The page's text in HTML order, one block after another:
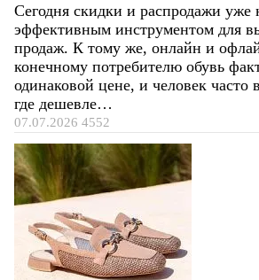
Сегодня скидки и распродажи уже
эффективным инструментом для
продаж. К тому же, онлайн и
конечному потребителю обувь
одинаковой цене, и человек часто
где дешевле…
07.07.2026 4552